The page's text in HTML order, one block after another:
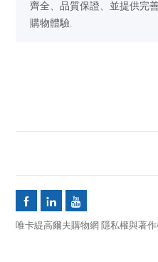
齊全、品質保證、並提供完
購物體驗.
  
唯卡緹高爾夫購物網 隱私權與著